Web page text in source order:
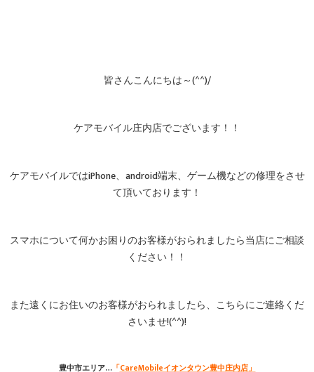
皆さんこんにちは～(^^)/
ケアモバイル庄内店でございます！！
ケアモバイルではiPhone、android端末、ゲーム機などの修理をさせ
て頂いております！
スマホについて何かお困りのお客様がおられましたら当店にご相談
ください！！
また遠くにお住いのお客様がおられましたら、こちらにご連絡くだ
さいませ!(^^)!
豊中市エリア…「CareMobileイオンタウン豊中庄内店」